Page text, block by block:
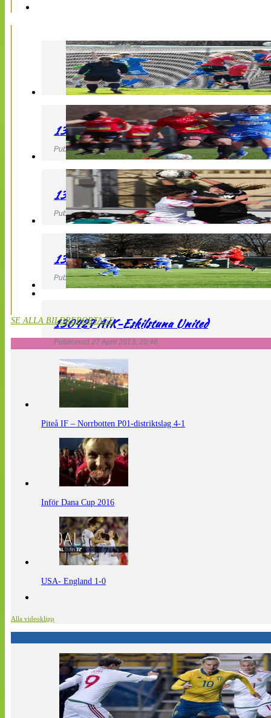
130427 LB 07 – QBIK
Publicerad 27 April 2013, 22:40
130427 IF Limhamn Bunkeflo – QBIK
Publicerad 27 April 2013, 21:10
130427 LdB FC Malmö – Mallbackens IF
Publicerad 27 April 2013, 20:54
130427 AIK-Eskilstuna United
Publicerad 27 April 2013, 20:48
SE ALLA BILDREPORTAGE
Piteå IF – Norrbotten P01-distriktslag 4-1
Inför Dana Cup 2016
USA- England 1-0
Alla videoklipp